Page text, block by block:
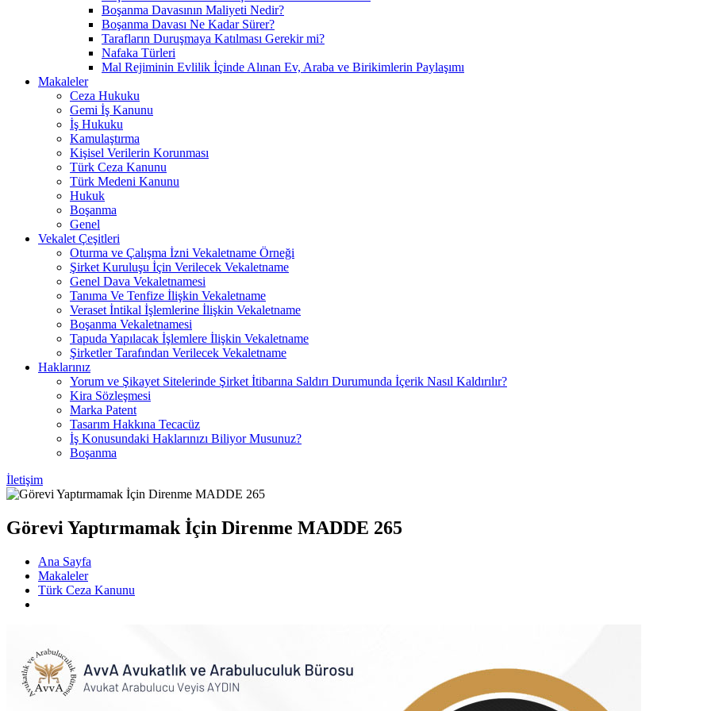
Boşanma Davasının Maliyeti Nedir?
Boşanma Davası Ne Kadar Sürer?
Tarafların Duruşmaya Katılması Gerekir mi?
Nafaka Türleri
Mal Rejiminin Evlilik İçinde Alınan Ev, Araba ve Birikimlerin Paylaşımı
Makaleler
Ceza Hukuku
Gemi İş Kanunu
İş Hukuku
Kamulaştırma
Kişisel Verilerin Korunması
Türk Ceza Kanunu
Türk Medeni Kanunu
Hukuk
Boşanma
Genel
Vekalet Çeşitleri
Oturma ve Çalışma İzni Vekaletname Örneği
Şirket Kuruluşu İçin Verilecek Vekaletname
Genel Dava Vekaletnamesi
Tanıma Ve Tenfize İlişkin Vekaletname
Veraset İntikal İşlemlerine İlişkin Vekaletname
Boşanma Vekaletnamesi
Tapuda Yapılacak İşlemlere İlişkin Vekaletname
Şirketler Tarafından Verilecek Vekaletname
Haklarınız
Yorum ve Şikayet Sitelerinde Şirket İtibarına Saldırı Durumunda İçerik Nasıl Kaldırılır?
Kira Sözleşmesi
Marka Patent
Tasarım Hakkına Tecacüz
İş Konusundaki Haklarınızı Biliyor Musunuz?
Boşanma
İletişim
Görevi Yaptırmamak İçin Direnme MADDE 265
Ana Sayfa
Makaleler
Türk Ceza Kanunu